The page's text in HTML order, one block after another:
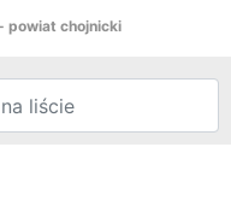
powiat chojnicki